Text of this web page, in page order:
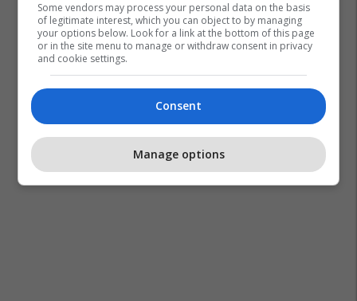
Some vendors may process your personal data on the basis
of legitimate interest, which you can object to by managing
your options below. Look for a link at the bottom of this page
or in the site menu to manage or withdraw consent in privacy
and cookie settings.
Consent
Manage options